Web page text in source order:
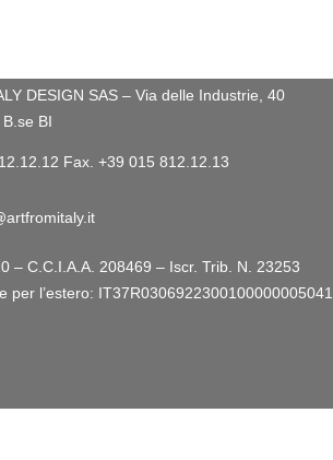
DESIGN SAS – Via delle Industrie, 40
BI
Fax. +39 015 812.12.13
– C.C.I.A.A. 208469 – Iscr. Trib. N. 23253
per l’estero: IT37R0306922300100000005041